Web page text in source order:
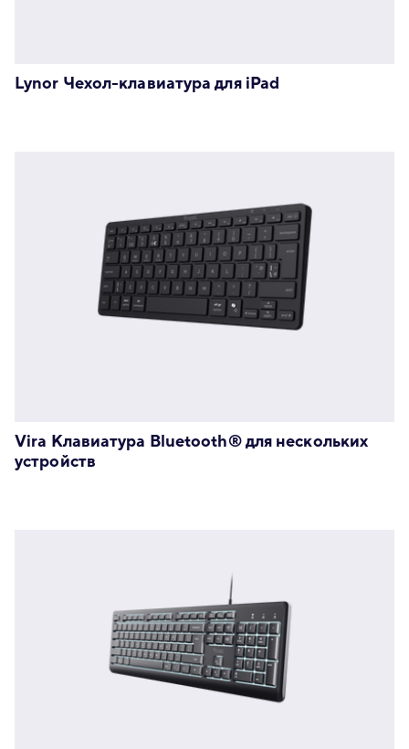
Lynor Чехол-клавиатура для iPad
Vira Клавиатура Bluetooth® для нескольких
устройств